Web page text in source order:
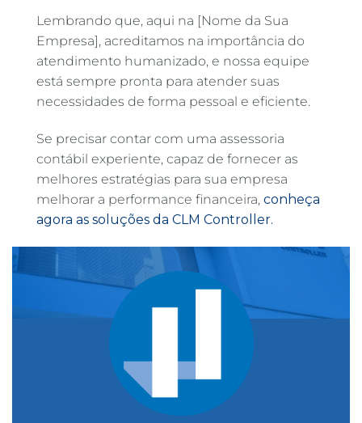
Lembrando que, aqui na [Nome da Sua
Empresa], acreditamos na importância do
atendimento humanizado, e nossa equipe
está sempre pronta para atender suas
necessidades de forma pessoal e eficiente.
Se precisar contar com uma assessoria
contábil experiente, capaz de fornecer as
melhores estratégias para sua empresa
melhorar a performance financeira, conheça
agora as soluções da CLM Controller.